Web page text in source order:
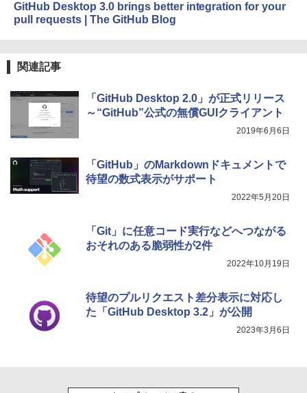
イ、色調調節ライト、最大8週間持続バッ
テリー、広告無し、ブラック (2025年発
New Amazon Kindle Scribe Colorsoft |
11インチカラーディスプレイ、64GBスト
レージ、ノート機能搭載、明るさ自動調
整、色調調節ライト、プレミアムペン付
￥115,980
GitHub Desktop 3.0 brings better integration for your
pull requests | The GitHub Blog
関連記事
「GitHub Desktop 2.0」が正式リリース
～“GitHub”公式の無償GUIクライアント
2019年6月6日
「GitHub」のMarkdownドキュメントで
待望の数式表示がサポート
2022年5月20日
「Git」に任意コード実行などへつながる
おそれのある脆弱性が2件
2022年10月19日
待望のプルリクエスト差分表示に対応し
た「GitHub Desktop 3.2」が公開
2023年3月6日